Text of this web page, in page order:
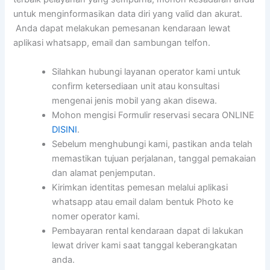
untuk menginformasikan data diri yang valid dan akurat.
Anda dapat melakukan pemesanan kendaraan lewat
aplikasi whatsapp, email dan sambungan telfon.
Silahkan hubungi layanan operator kami untuk
confirm ketersediaan unit atau konsultasi
mengenai jenis mobil yang akan disewa.
Mohon mengisi Formulir reservasi secara ONLINE
DISINI.
Sebelum menghubungi kami, pastikan anda telah
memastikan tujuan perjalanan, tanggal pemakaian
dan alamat penjemputan.
Kirimkan identitas pemesan melalui aplikasi
whatsapp atau email dalam bentuk Photo ke
nomer operator kami.
Pembayaran rental kendaraan dapat di lakukan
lewat driver kami saat tanggal keberangkatan
anda.